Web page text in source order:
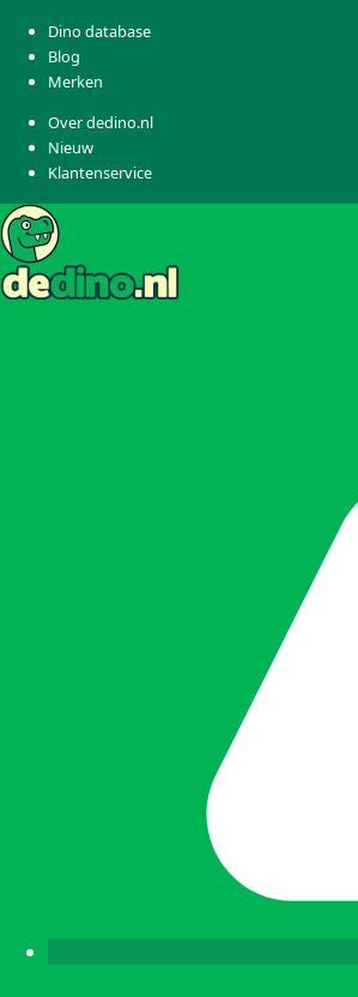
Dino database
Blog
Merken
Over dedino.nl
Nieuw
Klantenservice